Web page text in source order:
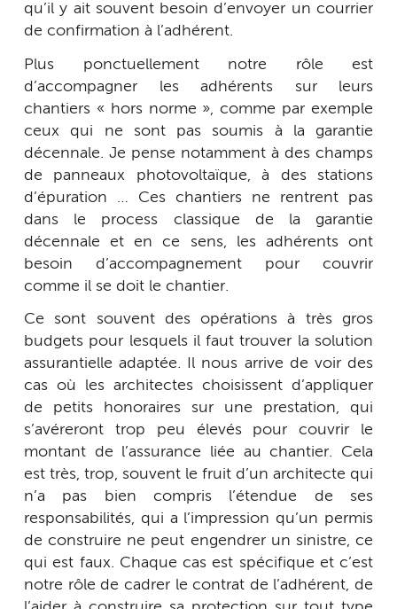
qu’il y ait souvent besoin d’envoyer un courrier
de confirmation à l’adhérent.
Plus ponctuellement notre rôle est
d’accompagner les adhérents sur leurs
chantiers « hors norme », comme par exemple
ceux qui ne sont pas soumis à la garantie
décennale. Je pense notamment à des champs
de panneaux photovoltaïque, à des stations
d’épuration … Ces chantiers ne rentrent pas
dans le process classique de la garantie
décennale et en ce sens, les adhérents ont
besoin d’accompagnement pour couvrir
comme il se doit le chantier.
Ce sont souvent des opérations à très gros
budgets pour lesquels il faut trouver la solution
assurantielle adaptée. Il nous arrive de voir des
cas où les architectes choisissent d’appliquer
de petits honoraires sur une prestation, qui
s’avéreront trop peu élevés pour couvrir le
montant de l’assurance liée au chantier. Cela
est très, trop, souvent le fruit d’un architecte qui
n’a pas bien compris l’étendue de ses
responsabilités, qui a l’impression qu’un permis
de construire ne peut engendrer un sinistre, ce
qui est faux. Chaque cas est spécifique et c’est
notre rôle de cadrer le contrat de l’adhérent, de